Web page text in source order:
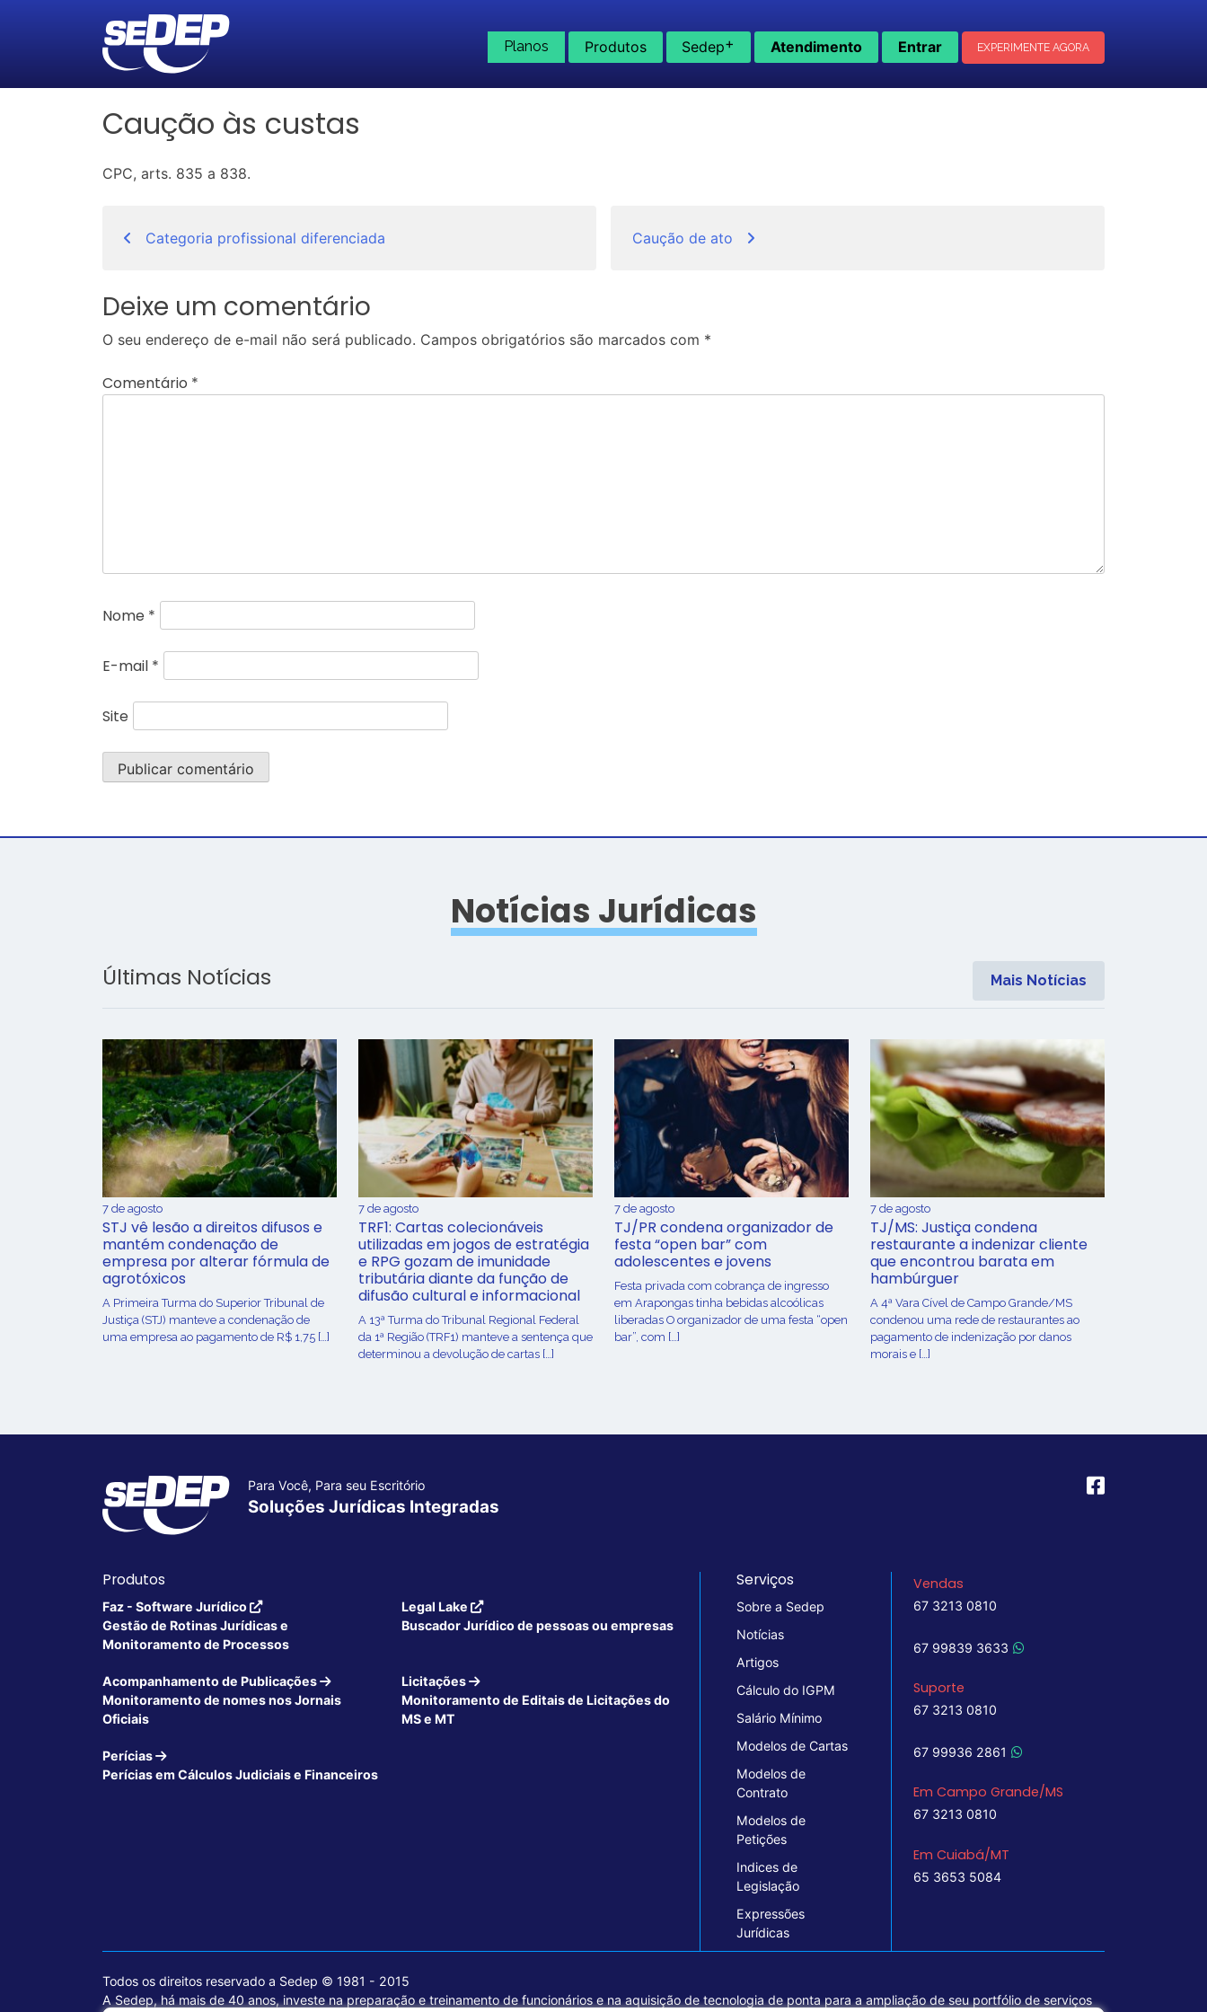
Planos Produtos Sedep+ Atendimento Entrar EXPERIMENTE AGORA
Caução às custas
CPC, arts. 835 a 838.
Navegação
de
Post
Categoria profissional diferenciada Caução de ato
Deixe um comentário
O seu endereço de e-mail não será publicado. Campos obrigatórios são marcados com *
Comentário *
Nome *
E-mail *
Site
Notícias Jurídicas
Últimas Notícias Mais Notícias
7 de agosto
STJ vê lesão a direitos difusos e
mantém condenação de
empresa por alterar fórmula de
agrotóxicos
​A Primeira Turma do Superior Tribunal de
Justiça (STJ) manteve a condenação de
uma empresa ao pagamento de R$ 1,75 […]
7 de agosto
TRF1: Cartas colecionáveis
utilizadas em jogos de estratégia
e RPG gozam de imunidade
tributária diante da função de
difusão cultural e informacional
A 13ª Turma do Tribunal Regional Federal
da 1ª Região (TRF1) manteve a sentença que
determinou a devolução de cartas […]
7 de agosto
TJ/PR condena organizador de
festa “open bar” com
adolescentes e jovens
Festa privada com cobrança de ingresso
em Arapongas tinha bebidas alcoólicas
liberadas O organizador de uma festa “open
bar”, com […]
7 de agosto
TJ/MS: Justiça condena
restaurante a indenizar cliente
que encontrou barata em
hambúrguer
A 4ª Vara Cível de Campo Grande/MS
condenou uma rede de restaurantes ao
pagamento de indenização por danos
morais e […]
Para Você, Para seu Escritório
Soluções Jurídicas Integradas
Produtos
Faz - Software Jurídico
Gestão de Rotinas Jurídicas e
Monitoramento de Processos
Legal Lake
Buscador Jurídico de pessoas ou empresas
Acompanhamento de Publicações
Monitoramento de nomes nos Jornais
Oficiais
Licitações
Monitoramento de Editais de Licitações do
MS e MT
Perícias
Perícias em Cálculos Judiciais e Financeiros
Serviços
Sobre a Sedep
Notícias
Artigos
Cálculo do IGPM
Salário Mínimo
Modelos de Cartas
Modelos de
Contrato
Modelos de
Petições
Indices de
Legislação
Expressões
Jurídicas
Vendas
67 3213 0810
67 99839 3633
Suporte
67 3213 0810
67 99936 2861
Em Campo Grande/MS
67 3213 0810
Em Cuiabá/MT
65 3653 5084
Todos os direitos reservado a Sedep © 1981 - 2015
A Sedep, há mais de 40 anos, investe na preparação e treinamento de funcionários e na aquisição de tecnologia de ponta para a ampliação de seu portfólio de serviços